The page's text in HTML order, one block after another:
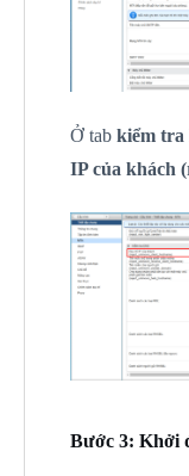
Ở tabkiểm tra
IP của khách
Bước 3: Khởi